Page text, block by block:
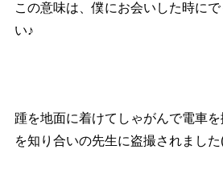
この意味は、僕にお会いした時に
い♪
踵を地面に着けてしゃがんで電車
を知り合いの先生に盗撮されました